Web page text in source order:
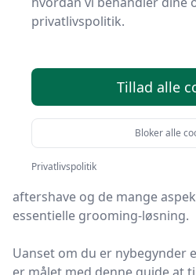
Aftershaves -
Velkommen til vores
ikke blotfrisker din hud opefter
kan gøre din grooming-
særligt:
aftershave og de mange
essentielle grooming-løsning.
Uanset om du er nybegynder
privatlivspolitik.
Tillad alle
Bloker alle
Privatlivspolitik